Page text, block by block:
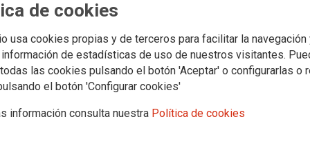
de cookies
usa cookies propias y de terceros para facilitar la navegación
de estadísticas de uso de nuestros visitantes.
las cookies pulsando el botón 'Aceptar' o configurarlas o
el botón 'Configurar cookies'
información consulta nuestra Política de cookies
en la incorporación de casi
del Estado
en las oposiciones de los cuerpos Administrativo y de Gestión
que debían haber tomado posesión o iniciado el curso selectivo en
como la renovación de DNI y pasaportes, la gestión de altas y